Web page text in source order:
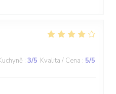
: 3/5 Kvalita / Cena : 5/5